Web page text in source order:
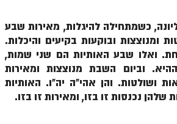
כשמתחילה להיגלות, מאירות שבע
ומנוצצות ובוקעות בקיעים והיכלות.
ואלו שבע האותיות הם שני שמות,
וביום השבת מנוצצות ומאירות
ושולטות. והן אהי"ה יה"ו. האותיות
שלהן נכנסות זו בזו, ומאירות זו בזו.